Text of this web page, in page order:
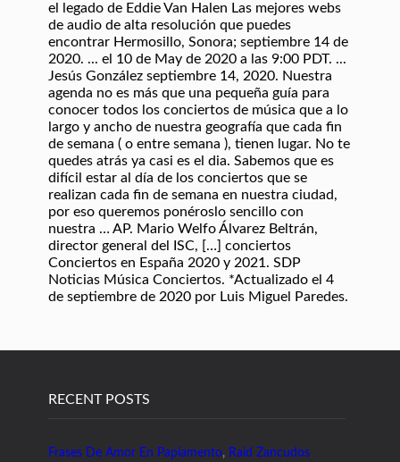
el legado de Eddie Van Halen Las mejores webs
de audio de alta resolución que puedes
encontrar Hermosillo, Sonora; septiembre 14 de
2020. ... el 10 de May de 2020 a las 9:00 PDT. ...
Jesús González septiembre 14, 2020. Nuestra
agenda no es más que una pequeña guía para
conocer todos los conciertos de música que a lo
largo y ancho de nuestra geografía que cada fin
de semana ( o entre semana ), tienen lugar. No te
quedes atrás ya casi es el dia. Sabemos que es
difícil estar al día de los conciertos que se
realizan cada fin de semana en nuestra ciudad,
por eso queremos ponéroslo sencillo con
nuestra … AP. Mario Welfo Álvarez Beltrán,
director general del ISC, […] conciertos
Conciertos en España 2020 y 2021. SDP
Noticias Música Conciertos. *Actualizado el 4
de septiembre de 2020 por Luis Miguel Paredes.
RECENT POSTS
Frases De Amor En Papiamento, Raid Zancudos